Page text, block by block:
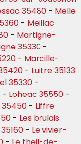
35480 - Melle
- Meillac
- Martigne-
35330 -
- Marcille-
- Luitre 35133
35330 -
- Loheac 35550 -
- Liffre
- Les brulais
- Le vivier-